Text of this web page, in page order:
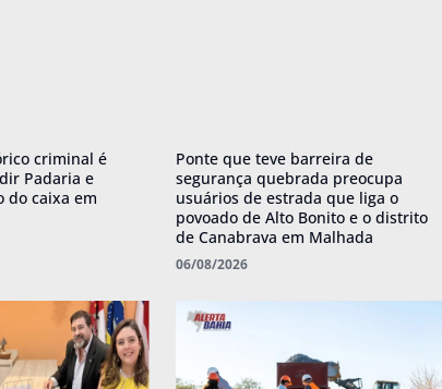
criminal é
Padaria e
caixa em
Ponte que teve barreira de
segurança quebrada preocupa
usuários de estrada que liga o
povoado de Alto Bonito e o distrito
de Canabrava em Malhada
06/08/2026